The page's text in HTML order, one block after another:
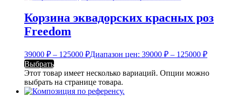
Корзина эквадорских красных роз
Freedom
39000 ₽ – 125000 ₽Диапазон цен: 39000 ₽ – 125000 ₽
Выбрать
Этот товар имеет несколько вариаций. Опции можно
выбрать на странице товара.